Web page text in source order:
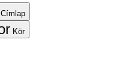
Címlap
Kör